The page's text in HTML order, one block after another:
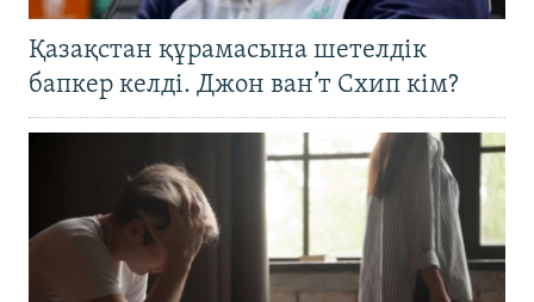
Қазақстан құрамасына шетелдік
бапкер келді. Джон ван’т Схип кім?